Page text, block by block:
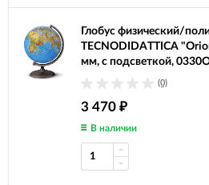
Глобус физический/
TECNODIDATTICA
мм, с подсветкой,
(0)
3 470 ₽
В наличии